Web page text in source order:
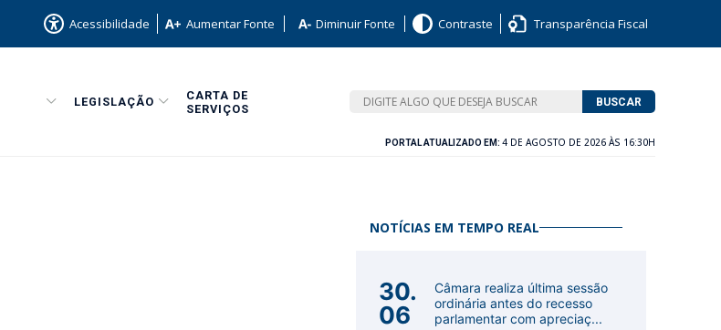
Acessibilidade Aumentar Fonte Diminuir Fonte Contraste Transparência Fiscal
LEGISLAÇÃO
CARTA DE
SERVIÇOS
BUSCAR
PORTAL ATUALIZADO EM: 4 DE AGOSTO DE 2026 ÀS 16:30H
NOTÍCIAS EM TEMPO REAL
30.
06
Câmara realiza última sessão
ordinária antes do recesso
parlamentar com apreciaç...